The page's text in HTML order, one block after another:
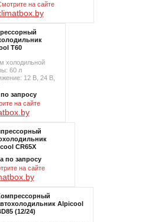
на сайте
T60
холодильной
60 л
12 В, 24 В,
запросу
на сайте
CR65X
по запросу
на сайте
Alpicool
(12/24)